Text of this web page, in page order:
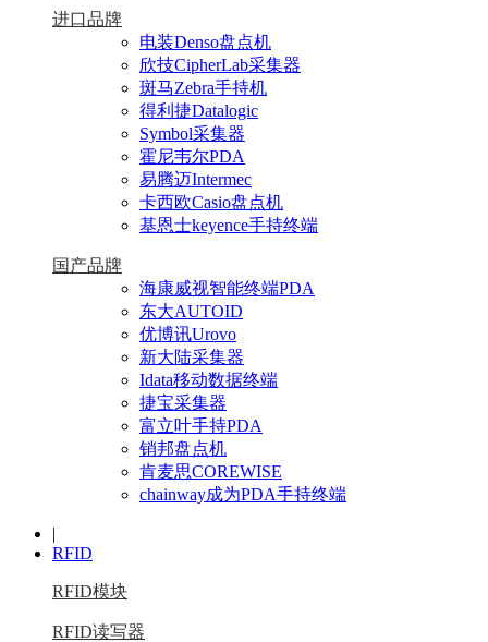
进口品牌
电装Denso盘点机
欣技CipherLab采集器
斑马Zebra手持机
得利捷Datalogic
Symbol采集器
霍尼韦尔PDA
易腾迈Intermec
卡西欧Casio盘点机
基恩士keyence手持终端
国产品牌
海康威视智能终端PDA
东大AUTOID
优博讯Urovo
新大陆采集器
Idata移动数据终端
捷宝采集器
富立叶手持PDA
销邦盘点机
肯麦思COREWISE
chainway成为PDA手持终端
|
RFID
RFID模块
RFID读写器